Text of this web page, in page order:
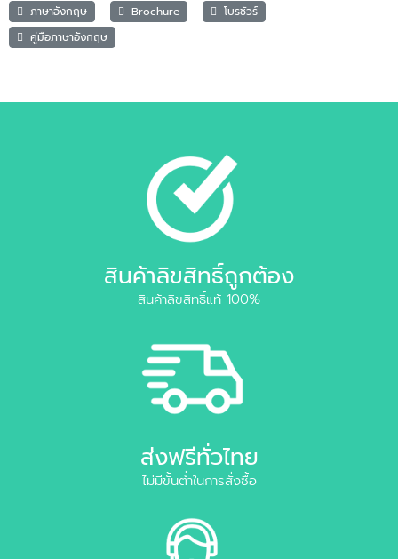
ภาษาอังกฤษ
Brochure
โบรชัวร์
คู่มือภาษาอังกฤษ
สินค้าลิขสิทธิ์ถูกต้อง
สินค้าลิขสิทธิ์แท้ 100%
ส่งฟรีทั่วไทย
ไม่มีขั้นต่ำในการสั่งซื้อ